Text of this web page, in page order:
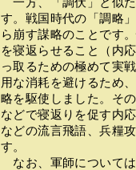
す。戦国時代の「調略
ら崩す謀略のことです
を寝返らせること（内
っ取るための極めて実
用な消耗を避けるため
略を駆使しました。そ
などで寝返りを促す内
などの流言飛語、兵糧
す。
なお、軍師について